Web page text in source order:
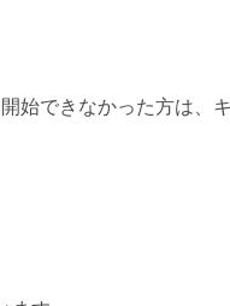
できなかった方は、